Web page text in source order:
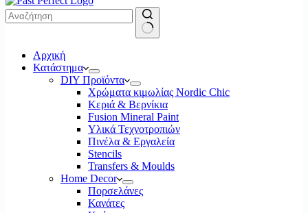
results
Αρχική
Κατάστημα
DIY Προϊόντα
Χρώματα κιμωλίας Nordic Chic
Κεριά & Βερνίκια
Fusion Mineral Paint
Υλικά Τεχνοτροπιών
Πινέλα & Εργαλεία
Stencils
Transfers & Moulds
Home Decor
Πορσελάνες
Κανάτες